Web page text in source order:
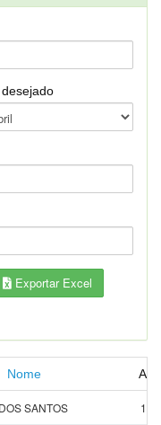
Exportar Excel
Nome
SANTOS 10/